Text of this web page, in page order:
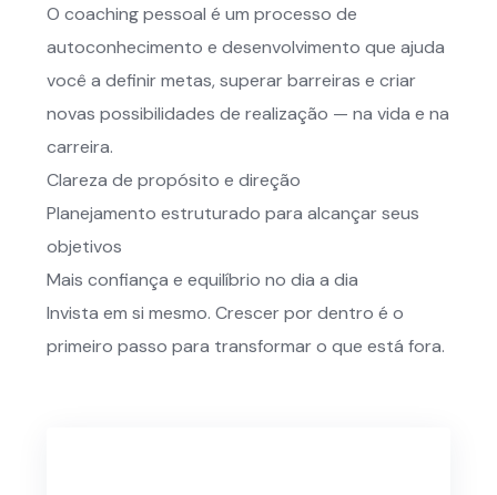
O coaching pessoal é um processo de
autoconhecimento e desenvolvimento que ajuda
você a definir metas, superar barreiras e criar
novas possibilidades de realização — na vida e na
carreira.
Clareza de propósito e direção
Planejamento estruturado para alcançar seus
objetivos
Mais confiança e equilíbrio no dia a dia
Invista em si mesmo. Crescer por dentro é o
primeiro passo para transformar o que está fora.